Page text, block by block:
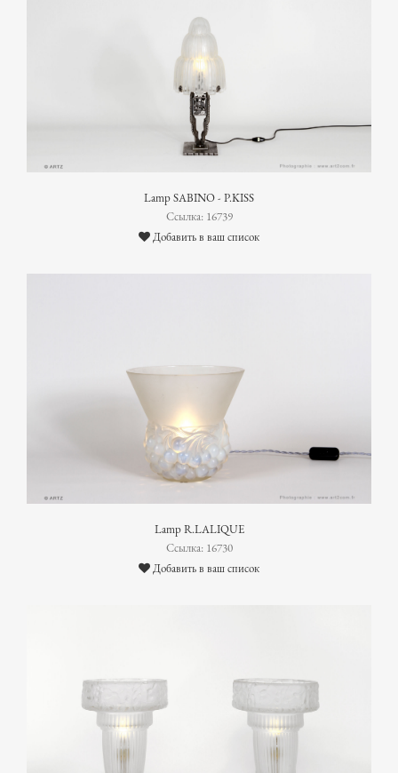
Lamp SABINO - P.KISS
Ссылка: 16739
Добавить в ваш список
Lamp R.LALIQUE
Ссылка: 16730
Добавить в ваш список